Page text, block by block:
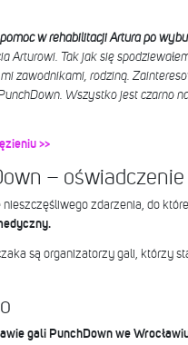
w rehabilitacji Artura po
Arturowi. Tak jak się
zawodnikami, rodziną.
Wszystko jest czarno
>>
– oświadczenie
zdarzenia, do
są organizatorzy gali, którzy
gali PunchDown we